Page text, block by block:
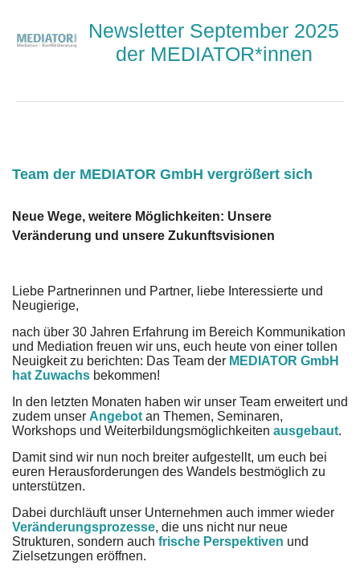
Newsletter September 2025
der MEDIATOR*innen
Team der MEDIATOR GmbH vergrößert sich
Neue Wege, weitere Möglichkeiten: Unsere
Veränderung und unsere Zukunftsvisionen
Liebe Partnerinnen und Partner, liebe Interessierte und
Neugierige,
nach über 30 Jahren Erfahrung im Bereich Kommunikation
und Mediation freuen wir uns, euch heute von einer tollen
Neuigkeit zu berichten: Das Team der MEDIATOR GmbH
hat Zuwachs bekommen!
In den letzten Monaten haben wir unser Team erweitert und
zudem unser Angebot an Themen, Seminaren,
Workshops und Weiterbildungsmöglichkeiten ausgebaut.
Damit sind wir nun noch breiter aufgestellt, um euch bei
euren Herausforderungen des Wandels bestmöglich zu
unterstützen.
Dabei durchläuft unser Unternehmen auch immer wieder
Veränderungsprozesse, die uns nicht nur neue
Strukturen, sondern auch frische Perspektiven und
Zielsetzungen eröffnen.